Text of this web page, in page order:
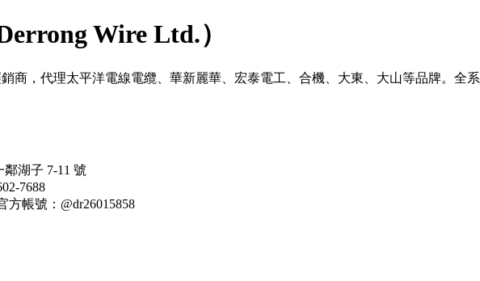
Wire Ltd.）
商，代理太平洋電線電纜、華新麗華、宏泰電工、合機、大東、大山等品牌。全
湖子 7-11 號
7688
方帳號：@dr26015858